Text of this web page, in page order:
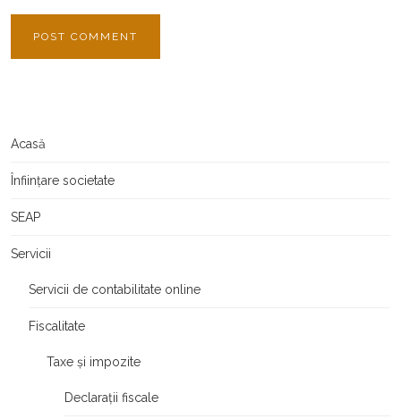
Acasă
Înființare societate
SEAP
Servicii
Servicii de contabilitate online
Fiscalitate
Taxe și impozite
Declarații fiscale